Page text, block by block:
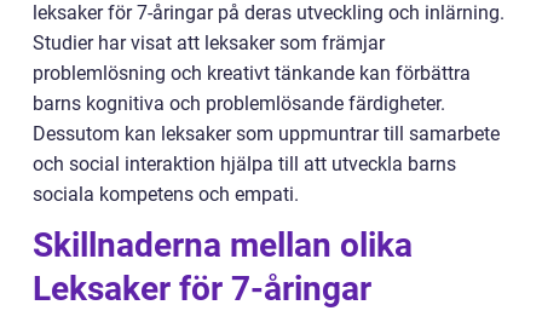
leksaker för 7-åringar på deras utveckling och inlärning.
Studier har visat att leksaker som främjar
problemlösning och kreativt tänkande kan förbättra
barns kognitiva och problemlösande färdigheter.
Dessutom kan leksaker som uppmuntrar till samarbete
och social interaktion hjälpa till att utveckla barns
sociala kompetens och empati.
Skillnaderna mellan olika
Leksaker för 7-åringar